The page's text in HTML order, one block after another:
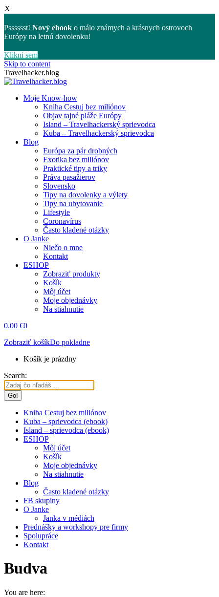
X
Psssssst! Nový ebook o málo známych a krásnych ostrovoch
Európy na letnú dovolenku!
Klikni sem
Skip to content
Travelhacker.blog
Moje Know-how
Kniha Cestuj bez miliónov
Objav tajné pláže Európy
Island – Travelhackerský sprievodca
Kuba – Travelhackerský sprievodca
Blog
Európa za pár drobných
Exotika bez miliónov
Praktické tipy a triky
Práva pasažierov
Slovensko
Tipy na dovolenky a výlety
Tipy na ubytovanie
Lifestyle
Coronavírus
Často kladené otázky
O Janke
Niečo o mne
Kontakt
ESHOP
Zobraziť produkty
Košík
Môj účet
Moje objednávky
Na stiahnutie
0.00 €0
Zobraziť košíkDo pokladne
Košík je prázdny
Search:
Kniha Cestuj bez miliónov
Kuba – sprievodca (ebook)
Island – sprievodca (ebook)
ESHOP
Môj účet
Košík
Moje objednávky
Na stiahnutie
Blog
Často kladené otázky
FB skupiny
O Janke
Janka v médiách
Prednášky a workshopy pre firmy
Spolupráce
Kontakt
Budva
You are here: